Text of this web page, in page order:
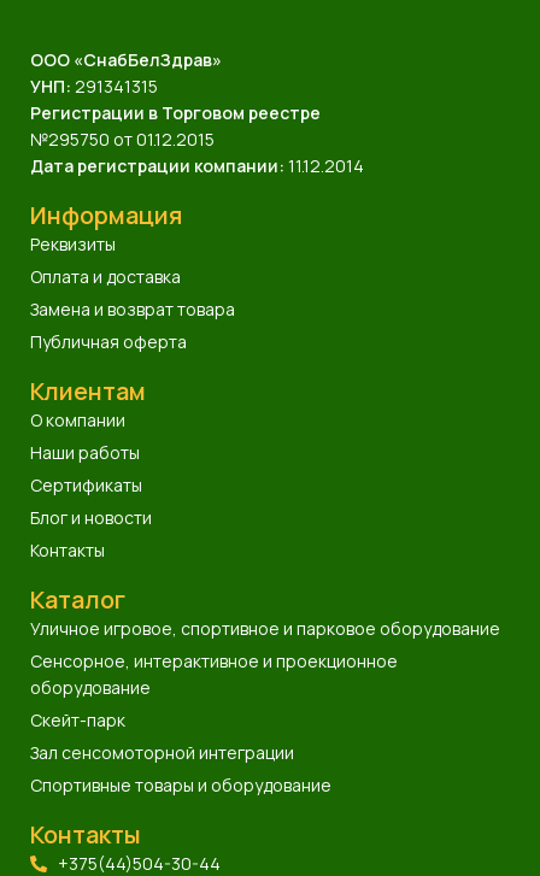
ООО «СнабБелЗдрав»
УНП: 291341315
Регистрации в Торговом реестре
№295750 от 01.12.2015
Дата регистрации компании: 11.12.2014
Информация
Реквизиты
Оплата и доставка
Замена и возврат товара
Публичная оферта
Клиентам
О компании
Наши работы
Сертификаты
Блог и новости
Контакты
Каталог
Уличное игровое, спортивное и парковое оборудование
Сенсорное, интерактивное и проекционное
оборудование
Скейт-парк
Зал сенсомоторной интеграции
Спортивные товары и оборудование
Контакты
+375(44)504-30-44